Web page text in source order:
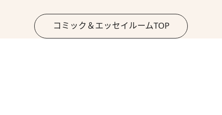
コミック＆エッセイルームTOP